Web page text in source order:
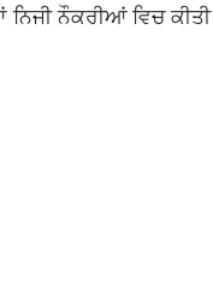
ਨੌਕਰੀਆਂ ਵਿਚ ਕੀਤੀ